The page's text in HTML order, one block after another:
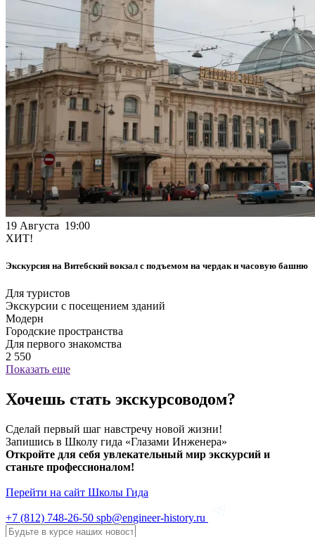
19 Августа 19:00
ХИТ!
Экскурсия на Витебский вокзал с подъемом на чердак и часовую башню
Для туристов
Экскурсии с посещением зданий
Модерн
Городские пространства
Для первого знакомства
2 550
Показать еще
Хочешь стать экскурсоводом?
Сделай первый шаг навстречу новой жизни!
Запишись в Школу гида «Глазами Инженера»
Откройте для себя увлекательный мир экскурсий и
станьте профессионалом!
Перейти на сайт Школы Гида
+7 (812) 748-26-50 spb@engineer-history.ru